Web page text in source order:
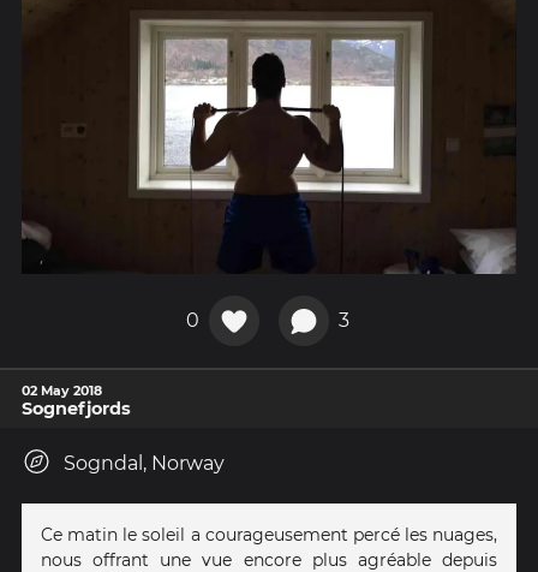
0 3
02 May 2018
Sognefjords
Sogndal, Norway
Ce matin le soleil a courageusement percé les nuages,
nous offrant une vue encore plus agréable depuis